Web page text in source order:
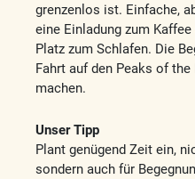
grenzenlos ist. Einfache,
eine Einladung zum
Platz zum Schlafen. Die
Fahrt auf den Peaks of
machen.
Unser Tipp
Plant genügend Zeit ein,
sondern auch für